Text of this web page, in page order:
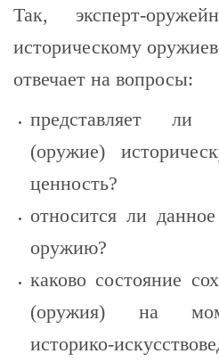
Так, эксперт-
историческому
отвечает на вопросы:
представляет ли
(оружие)
ценность?
относится ли
оружию?
каково состояние
(оружия) на
историко-